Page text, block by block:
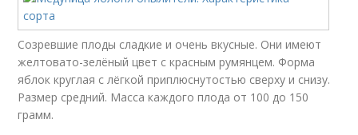
Созревшие плоды сладкие и очень вкусные. Они имеют
желтовато-зелёный цвет с красным румянцем. Форма
яблок круглая с лёгкой приплюснутостью сверху и снизу.
Размер средний. Масса каждого плода от 100 до 150
грамм.